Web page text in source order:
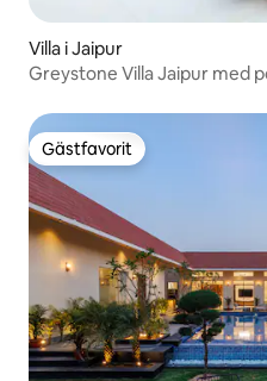
Villa i Jaipur
Greystone Villa Jaipur med
Gästfavorit
Gästfavorit